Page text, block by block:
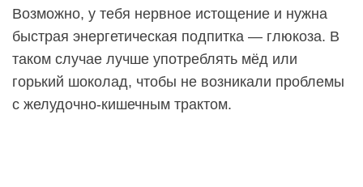
Возможно, у тебя нервное истощение и нужна
быстрая энергетическая подпитка — глюкоза. В
таком случае лучше употреблять мёд или
горький шоколад, чтобы не возникали проблемы
с желудочно-кишечным трактом.